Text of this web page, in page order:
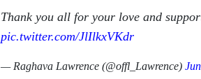
Thank you all for your love and
pic.twitter.com/JlIlkxVKdr
— Raghava Lawrence (@offl_Lawrence)